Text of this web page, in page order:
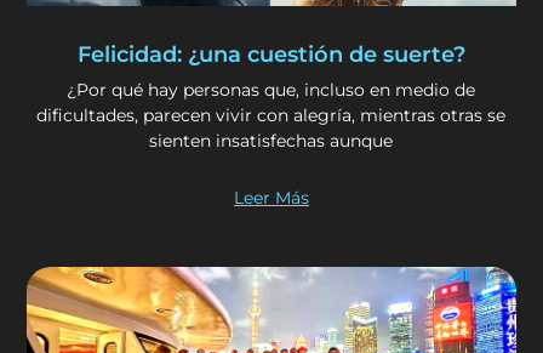
Felicidad: ¿una cuestión de suerte?
¿Por qué hay personas que, incluso en medio de
dificultades, parecen vivir con alegría, mientras otras se
sienten insatisfechas aunque
Leer Más